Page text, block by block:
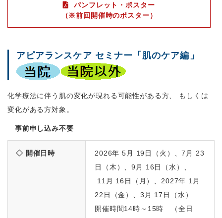
パンフレット・ポスター
（※前回開催時のポスター）
アピアランスケア セミナー「肌のケア編」
化学療法に伴う肌の変化が現れる可能性がある方、 もしくは
変化がある方対象。
事前申し込み不要
◇ 開催日時
2026年 5月 19日（火）、7月 23
日（木）、9月 16日（水）、
11月 16日（月）、2027年 1月
22日（金）、3月 17日（水）
開催時間14時～15時 （全日